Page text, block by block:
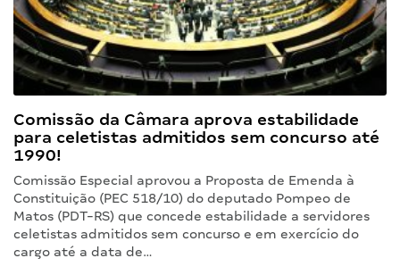
Comissão da Câmara aprova estabilidade
para celetistas admitidos sem concurso até
1990!
Comissão Especial aprovou a Proposta de Emenda à
Constituição (PEC 518/10) do deputado Pompeo de
Matos (PDT-RS) que concede estabilidade a servidores
celetistas admitidos sem concurso e em exercício do
cargo até a data de…